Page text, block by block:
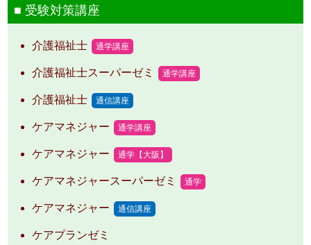
受験対策講座
介護福祉士 通学講座
介護福祉士スーパーゼミ 通学講座
介護福祉士 通信講座
ケアマネジャー 通学講座
ケアマネジャー 通学【大阪】
ケアマネジャースーパーゼミ 通学
ケアマネジャー 通信講座
ケアプランゼミ